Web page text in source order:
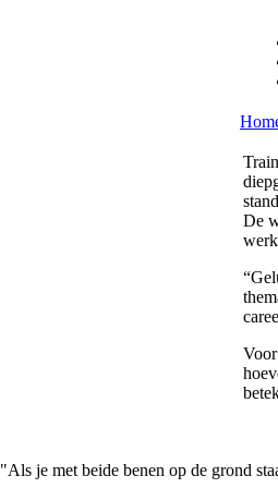
De
"Als je met beide benen op de grond